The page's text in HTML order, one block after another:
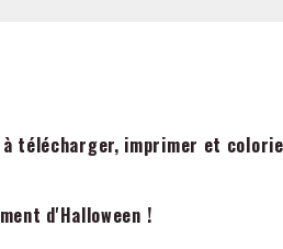
télécharger, imprimer et
d'Halloween !